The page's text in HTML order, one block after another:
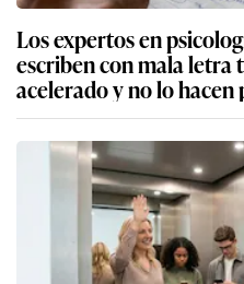
Los expertos en
escriben con mala letra
acelerado y no lo